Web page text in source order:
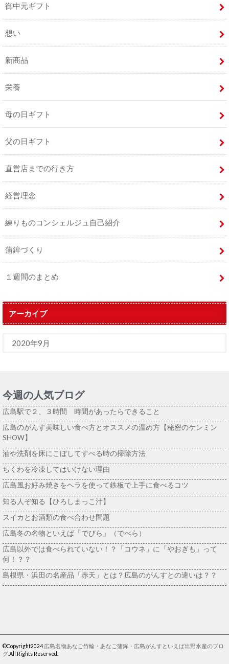
御中元ギフト
想い
新商品
栄養
母の日ギフト
父の日ギフト
直営店までの行き方
経営理念
練りものコンシェルジュ自己紹介
蒲鉾づくり
１週間のまとめ
アーカイブ
今週の人気ブログ
広島駅で２、３時間 時間があったらできること
広島のがんす美味しい食べ方とオススメの温め方【秘密のケンミン
SHOW】
油や洗剤を床にこぼしてすべる時の掃除方法
ちくわを冷凍してはいけない理由
広島風お好み焼きをヘラを使って鉄板で上手に食べるコツ
知る人ぞ知る【ひろしまっこ汁】
スイカとお酒類の食べ合わせ問題
広島冬の名物といえば「でびら」（でべら）
広島以外では食べられていない！？「コウネ」に「やおぎも」って
何！？？
島根県・浜田の名産品「赤天」とは？広島のがんすとの違いは？？
©Copyright2024 広島名物あなご竹輪・あなご蒲鉾・広島がんすといえば出野水産のブロ
グ.All Rights Reserved.